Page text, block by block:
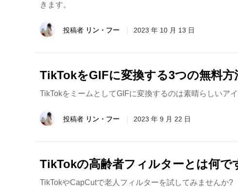
きます。
投稿者 リン・フー 2023 年 10 月 13 日
TikTokをGIFに変換する3つの無料方
TikTokをミームとしてGIFに変換するのは素晴らしいア
投稿者 リン・フー 2023 年 9 月 22 日
TikTokの高齢者フィルターとは何で
TikTokやCapCutで老人フィルターを試してみませんか